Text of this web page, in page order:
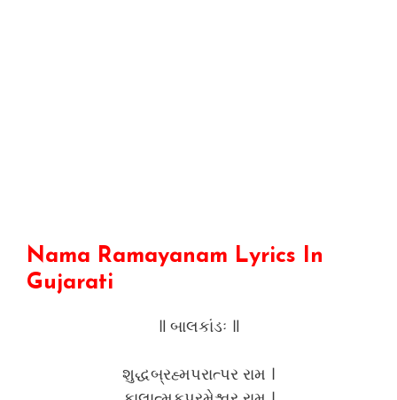
Nama Ramayanam Lyrics In
Gujarati
॥ બાલકાંડઃ ॥
શુદ્ધબ્રહ્મપરાત્પર રામ ।